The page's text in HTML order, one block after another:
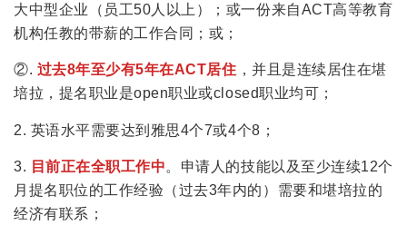
大中型企业（员工50人以上）；或一份来自ACT高等教育
机构任教的带薪的工作合同；或；
②. 过去8年至少有5年在ACT居住 ，并且是连续居住在堪
培拉，提名职业是open职业或closed职业均可；
2. 英语水平需要达到雅思4个7或4个8；
3. 目前正在全职工作中。申请人的技能以及至少连续12个
月提名职位的工作经验（过去3年内的）需要和堪培拉的
经济有联系；